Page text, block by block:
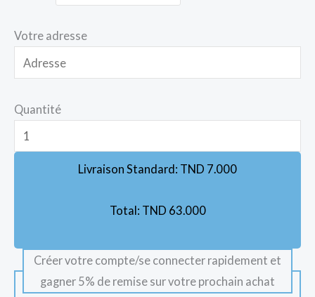
Votre adresse
Quantité
Livraison Standard: TND 7.000
Total: TND 63.000
Créer votre compte/se connecter rapidement et
gagner 5% de remise sur votre prochain achat